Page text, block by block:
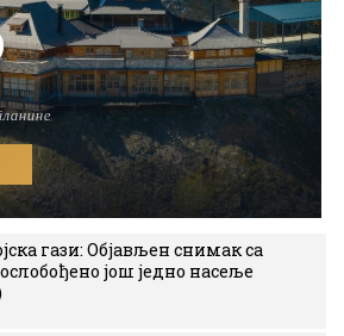
гази: Објављен снимак са
још једно насеље